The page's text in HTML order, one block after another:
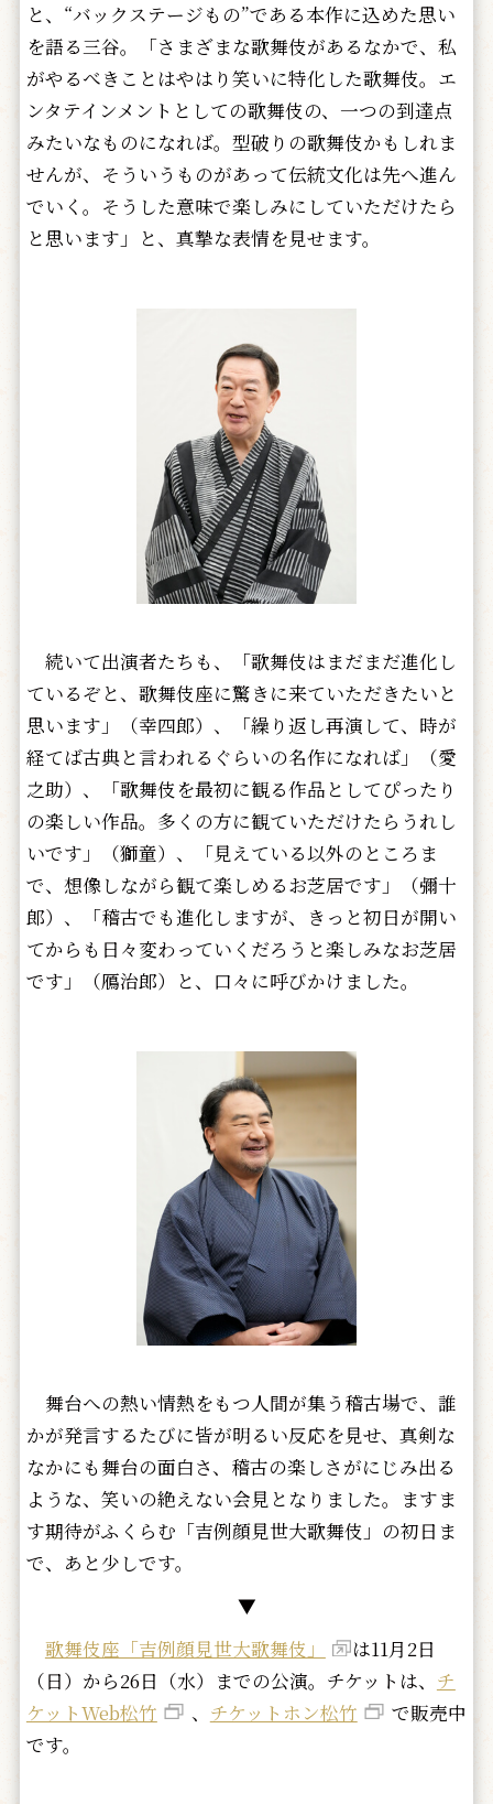
と、“バックステージもの”である本作に込めた思い
を語る三谷。「さまざまな歌舞伎があるなかで、私
がやるべきことはやはり笑いに特化した歌舞伎。エ
ンタテインメントとしての歌舞伎の、一つの到達点
みたいなものになれば。型破りの歌舞伎かもしれま
せんが、そういうものがあって伝統文化は先へ進ん
でいく。そうした意味で楽しみにしていただけたら
と思います」と、真摯な表情を見せます。
続いて出演者たちも、「歌舞伎はまだまだ進化し
ているぞと、歌舞伎座に驚きに来ていただきたいと
思います」（幸四郎）、「繰り返し再演して、時が
経てば古典と言われるぐらいの名作になれば」（愛
之助）、「歌舞伎を最初に観る作品としてぴったり
の楽しい作品。多くの方に観ていただけたらうれし
いです」（獅童）、「見えている以外のところま
で、想像しながら観て楽しめるお芝居です」（彌十
郎）、「稽古でも進化しますが、きっと初日が開い
てからも日々変わっていくだろうと楽しみなお芝居
です」（鴈治郎）と、口々に呼びかけました。
舞台への熱い情熱をもつ人間が集う稽古場で、誰
かが発言するたびに皆が明るい反応を見せ、真剣な
なかにも舞台の面白さ、稽古の楽しさがにじみ出る
ような、笑いの絶えない会見となりました。ますま
す期待がふくらむ「吉例顔見世大歌舞伎」の初日ま
で、あと少しです。
▼
歌舞伎座「吉例顔見世大歌舞伎」
は11月2日
（日）から26日（水）までの公演。チケットは、 チ
ケットWeb松竹
、 チケットホン松竹
で販売中
です。